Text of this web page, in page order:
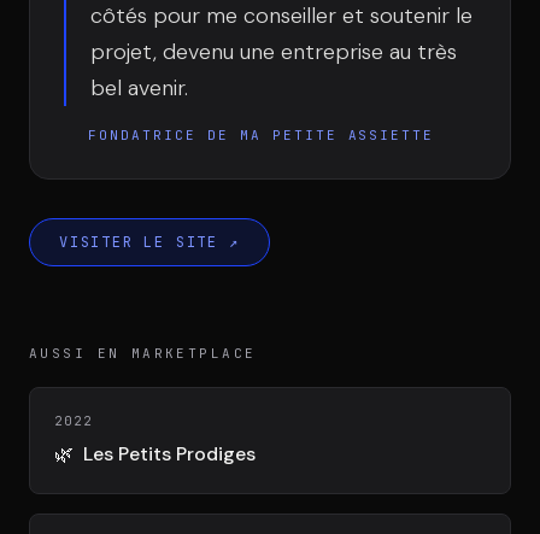
LE GROUPE
DIVA
VENTURE ARTISAN & STUDIO
DIMA
côtés pour me conseiller et soutenir le
projet, devenu une entreprise au très
bel avenir.
FONDATRICE DE MA PETITE ASSIETTE
VISITER LE SITE ↗
AUSSI EN MARKETPLACE
2022
🌿 Les Petits Prodiges